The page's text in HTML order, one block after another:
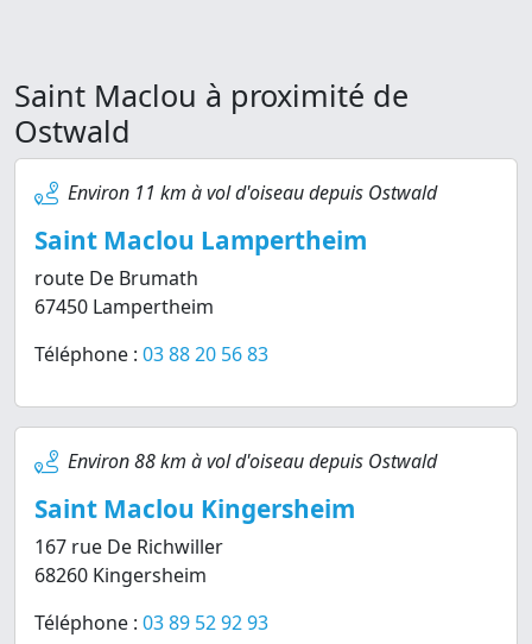
Saint Maclou à proximité de
Ostwald
Environ 11 km à vol d'oiseau depuis Ostwald
Saint Maclou Lampertheim
route De Brumath
67450 Lampertheim
Téléphone : 03 88 20 56 83
Environ 88 km à vol d'oiseau depuis Ostwald
Saint Maclou Kingersheim
167 rue De Richwiller
68260 Kingersheim
Téléphone : 03 89 52 92 93